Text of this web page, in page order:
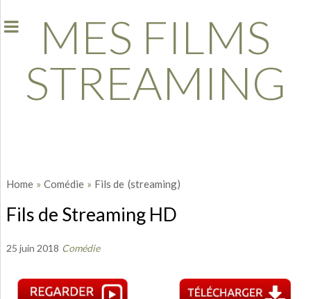
MES FILMS
STREAMING
Home » Comédie » Fils de (streaming)
Fils de Streaming HD
25 juin 2018 Comédie